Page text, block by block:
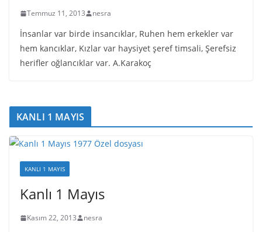
Temmuz 11, 2013 nesra
İnsanlar var birde insancıklar, Ruhen hem erkekler var
hem kancıklar, Kızlar var haysiyet şeref timsali, Şerefsiz
herifler oğlancıklar var. A.Karakoç
KANLI 1 MAYIS
KANLI 1 MAYIS
Kanlı 1 Mayıs
Kasım 22, 2013 nesra